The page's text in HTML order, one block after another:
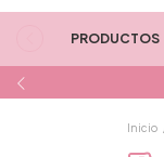
PRODUCTOS
Inicio